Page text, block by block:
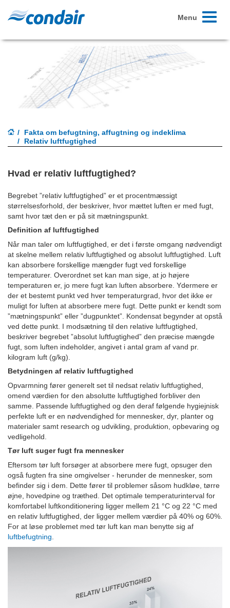
Toggle
Menu
Fakta om befugtning, affugtning og indeklima
Relativ luftfugtighed
Hvad er relativ luftfugtighed?
Begrebet ”relativ luftfugtighed” er et procentmæssigt
størrelsesforhold, der beskriver, hvor mættet luften er med fugt,
samt hvor tæt den er på sit mætningspunkt.
Definition af luftfugtighed
Når man taler om luftfugtighed, er det i første omgang nødvendigt
at skelne mellem relativ luftfugtighed og absolut luftfugtighed. Luft
kan absorbere forskellige mængder fugt ved forskellige
temperaturer. Overordnet set kan man sige, at jo højere
temperaturen er, jo mere fugt kan luften absorbere. Ydermere er
der et bestemt punkt ved hver temperaturgrad, hvor det ikke er
muligt for luften at absorbere mere fugt. Dette punkt er kendt som
”mætningspunkt” eller ”dugpunktet”. Kondensat begynder at opstå
ved dette punkt. I modsætning til den relative luftfugtighed,
beskriver begrebet ”absolut luftfugtighed” den præcise mængde
fugt, som luften indeholder, angivet i antal gram af vand pr.
kilogram luft (g/kg).
Betydningen af relativ luftfugtighed
Opvarmning fører generelt set til nedsat relativ luftfugtighed,
omend værdien for den absolutte luftfugtighed forbliver den
samme. Passende luftfugtighed og den deraf følgende hygiejnisk
perfekte luft er en nødvendighed for mennesker, dyr, planter og
materialer samt research og udvikling, produktion, opbevaring og
vedligehold.
Tør luft suger fugt fra mennesker
Eftersom tør luft forsøger at absorbere mere fugt, opsuger den
også fugten fra sine omgivelser - herunder de mennesker, som
befinder sig i dem. Dette fører til problemer såsom hudkløe, tørre
øjne, hovedpine og træthed. Det optimale temperaturinterval for
komfortabel luftkonditionering ligger mellem 21 °C og 22 °C med
en relativ luftfugtighed, der ligger mellem værdier på 40% og 60%.
For at løse problemet med tør luft kan man benytte sig af
luftbefugtning.